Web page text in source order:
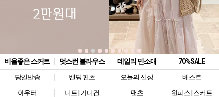
비율좋은 스커트 멋스런 블라우스 데일리 민소매
70%SALE
당일발송
밴딩 팬츠 오늘의 신상
베스트
아우터
니트 | 가디건 팬츠
원피스 | 스커트